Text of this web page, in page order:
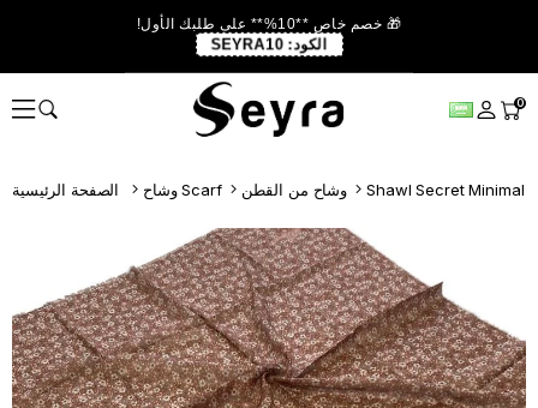
🎁 خصم خاص **10%** على طلبك الأول!
الكود: SEYRA10
0
وشاح Scarf وشاح من القطن Shawl Secret Minimal